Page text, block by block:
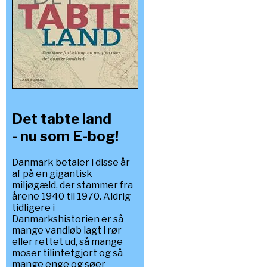
Det tabte land
- nu som E-bog!
Danmark betaler i disse år
af på en gigantisk
miljøgæld, der stammer fra
årene 1940 til 1970. Aldrig
tidligere i
Danmarkshistorien er så
mange vandløb lagt i rør
eller rettet ud, så mange
moser tilintetgjort og så
mange enge og søer